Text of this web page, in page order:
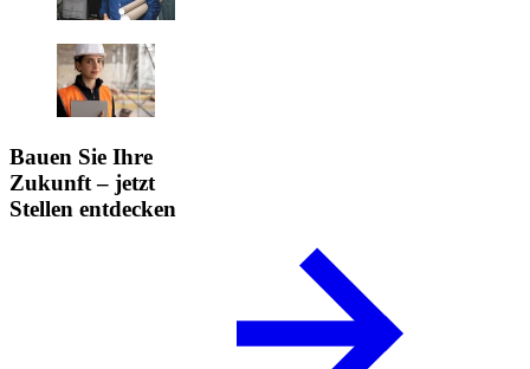
Bauen Sie Ihre
Zukunft – jetzt
Stellen entdecken